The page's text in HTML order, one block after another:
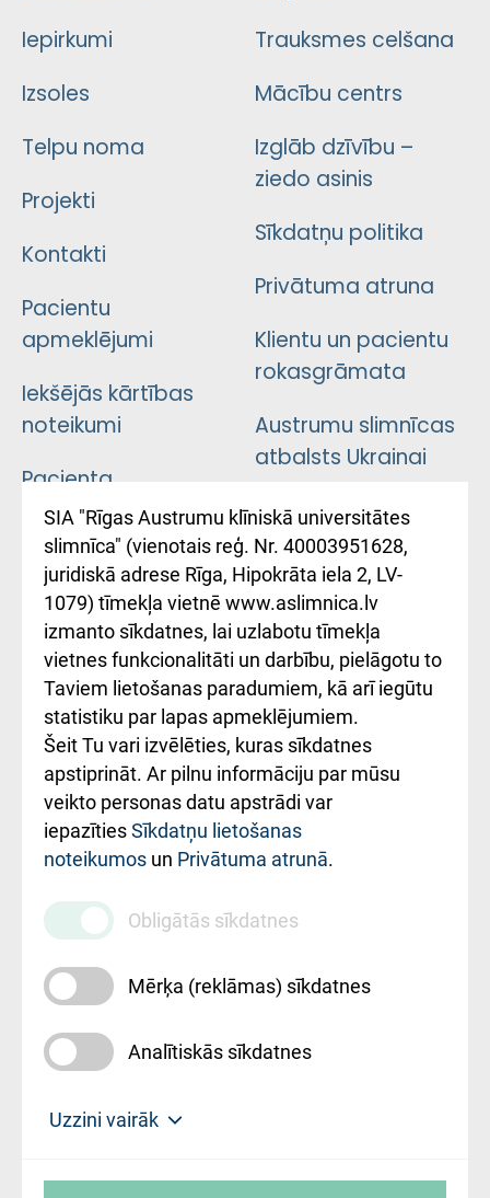
Iepirkumi
Izsoles
Telpu noma
Projekti
Kontakti
Pacientu
apmeklējumi
Iekšējās kārtības
noteikumi
Pacienta
atsauksmju/sūdzību
iesniegšanas
kārtība
Kā pie mums nokļūt
Rēķinu apmaksas
ceļvedis
Rekvizīti un
ārstniecības
iestādes kods
010000234
Maksas
pakalpojumu
cenrādis
Trauksmes celšana
Mācību centrs
Izglāb dzīvību –
ziedo asinis
Sīkdatņu politika
Privātuma atruna
Klientu un pacientu
rokasgrāmata
Austrumu slimnīcas
atbalsts Ukrainai
Підтримка Східної
лікарні та співпраця з
Україною
SIA "Rīgas Austrumu klīniskā universitātes
slimnīca" (vienotais reģ. Nr. 40003951628,
juridiskā adrese Rīga, Hipokrāta iela 2, LV-
1079) tīmekļa vietnē www.aslimnica.lv
izmanto sīkdatnes, lai uzlabotu tīmekļa
vietnes funkcionalitāti un darbību, pielāgotu to
Taviem lietošanas paradumiem, kā arī iegūtu
statistiku par lapas apmeklējumiem.
Šeit Tu vari izvēlēties, kuras sīkdatnes
apstiprināt. Ar pilnu informāciju par mūsu
veikto personas datu apstrādi var
iepazītiesSīkdatņu lietošanas
noteikumos un Privātuma atrunā.
Obligātās sīkdatnes
Mērķa (reklāmas) sīkdatnes
Analītiskās sīkdatnes
Uzzini vairāk